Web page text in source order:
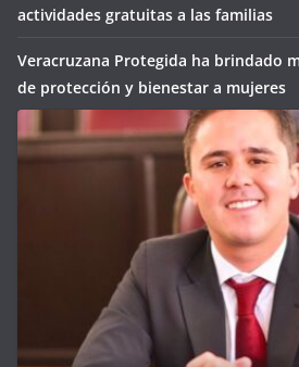
actividades gratuitas a las familias
Veracruzana Protegida ha brindado
de protección y bienestar a mujeres